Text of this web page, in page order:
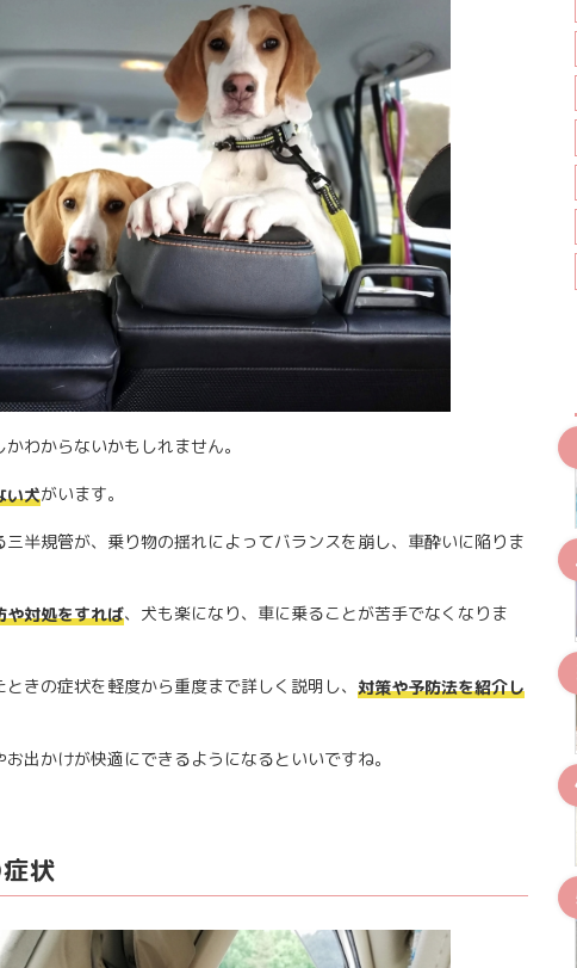
わからないかもしれません。
い犬がいます。
半規管が、乗り物の揺れによってバランスを崩し、車酔いに陥りま
や対処をすれば、犬も楽になり、車に乗ることが苦手でなくなりま
きの症状を軽度から重度まで詳しく説明し、 対策や予防法を紹介し
出かけが快適にできるようになるといいですね。
状